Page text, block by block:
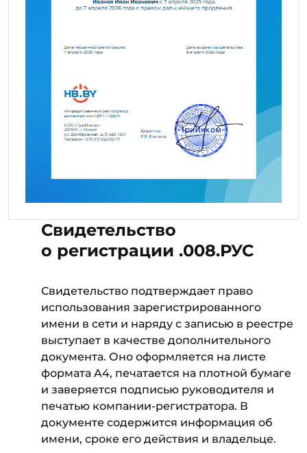
Свидетельство
о регистрации .008.РУС
Свидетельство подтверждает право
использования зарегистрированного
имени в сети и наряду с записью в реестре
выступает в качестве дополнительного
документа. Оно оформляется на листе
формата A4, печатается на плотной бумаге
и заверяется подписью руководителя и
печатью компании-регистратора. В
документе содержится информация об
имени, сроке его действия и владельце.